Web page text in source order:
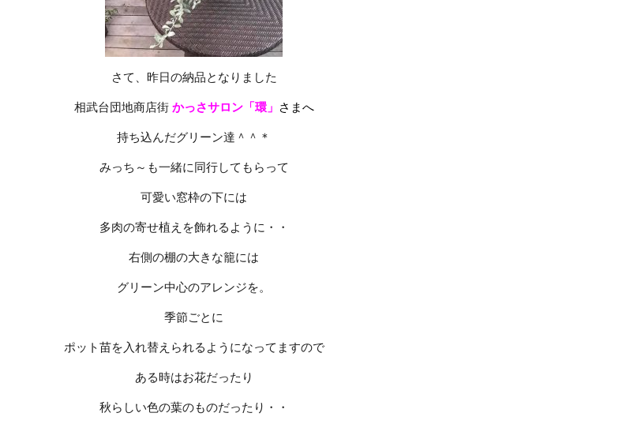
さて、昨日の納品となりました
相武台団地商店街 かっさサロン「環」 さまへ
持ち込んだグリーン達＾＾＊
みっち～も一緒に同行してもらって
可愛い窓枠の下には
多肉の寄せ植えを飾れるように・・
右側の棚の大きな籠には
グリーン中心のアレンジを。
季節ごとに
ポット苗を入れ替えられるようになってますので
ある時はお花だったり
秋らしい色の葉のものだったり・・